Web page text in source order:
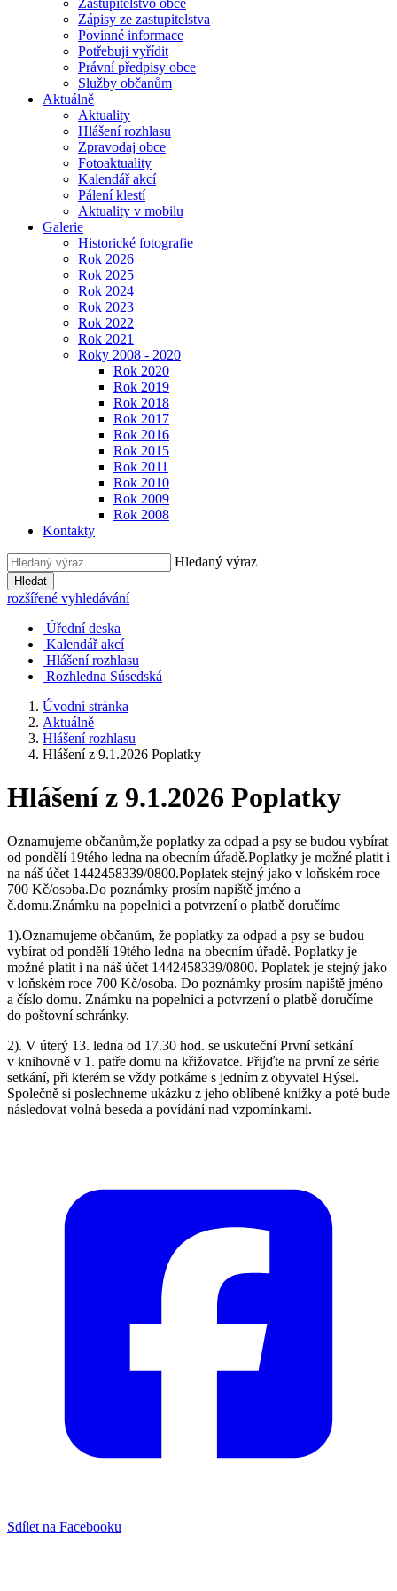
Zastupitelstvo obce
Zápisy ze zastupitelstva
Povinné informace
Potřebuji vyřídit
Právní předpisy obce
Služby občanům
Aktuálně
Aktuality
Hlášení rozhlasu
Zpravodaj obce
Fotoaktuality
Kalendář akcí
Pálení klestí
Aktuality v mobilu
Galerie
Historické fotografie
Rok 2026
Rok 2025
Rok 2024
Rok 2023
Rok 2022
Rok 2021
Roky 2008 - 2020
Rok 2020
Rok 2019
Rok 2018
Rok 2017
Rok 2016
Rok 2015
Rok 2011
Rok 2010
Rok 2009
Rok 2008
Kontakty
Hledaný výraz
Hledat
rozšířené vyhledávání
Úřední deska
Kalendář akcí
Hlášení rozhlasu
Rozhledna Súsedská
Úvodní stránka
Aktuálně
Hlášení rozhlasu
Hlášení z 9.1.2026 Poplatky
Hlášení z 9.1.2026 Poplatky
Oznamujeme občanům,že poplatky za odpad a psy se budou vybírat
od pondělí 19tého ledna na obecním úřadě.Poplatky je možné platit i
na náš účet 1442458339/0800.Poplatek stejný jako v loňském roce
700 Kč/osoba.Do poznámky prosím napiště jméno a
č.domu.Známku na popelnici a potvrzení o platbě doručíme
1).Oznamujeme občanům, že poplatky za odpad a psy se budou
vybírat od pondělí 19tého ledna na obecním úřadě. Poplatky je
možné platit i na náš účet 1442458339/0800. Poplatek je stejný jako
v loňském roce 700 Kč/osoba. Do poznámky prosím napiště jméno
a číslo domu. Známku na popelnici a potvrzení o platbě doručíme
do poštovní schránky.
2). V úterý 13. ledna od 17.30 hod. se uskuteční První setkání
v knihovně v 1. patře domu na křižovatce. Přijďte na první ze série
setkání, při kterém se vždy potkáme s jedním z obyvatel Hýsel.
Společně si poslechneme ukázku z jeho oblíbené knížky a poté bude
následovat volná beseda a povídání nad vzpomínkami.
Sdílet na Facebooku